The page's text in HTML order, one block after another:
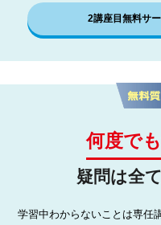
2講座目無料サ
何度で
疑問は全
学習中わからないことは専任